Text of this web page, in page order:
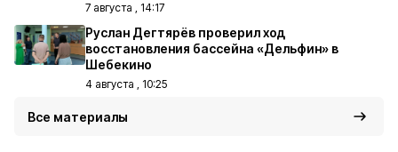
7 августа , 14:17
Руслан Дегтярёв проверил ход
восстановления бассейна «Дельфин» в
Шебекино
4 августа , 10:25
Все материалы